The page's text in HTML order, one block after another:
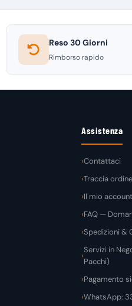
Reso 30 Giorni
Rimborso rapido
Assistenza
Contattaci
Traccia
Il mio
FAQ —
Spedizioni &
Servizi in
Pacchi)
Pagamento
WhatsApp: